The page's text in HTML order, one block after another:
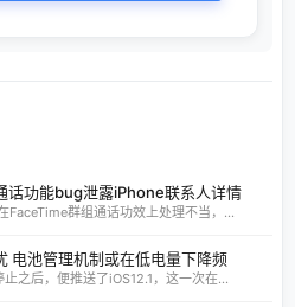
话功能bug泄露iPhone联系人详情
群组通话功效上处理不当，...
电池管理机制或在低电量下降频
后，便推送了iOS12.1，这一次在...